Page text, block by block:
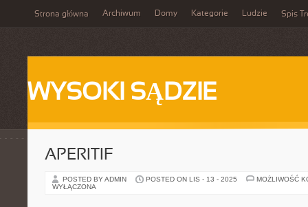
Strona główna Archiwum Domy Kategorie Ludzie Spis
WYSOKI SĄDZIE
APERITIF
POSTED BY ADMIN POSTED ON LIS - 13 - 2025
MOŻLIWOŚĆ
WYŁĄCZONA